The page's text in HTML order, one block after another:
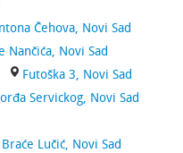
Čehova, Novi Sad
Nančića, Novi Sad
Futoška 3, Novi Sad
Servickog, Novi Sad
Braće Lučić, Novi Sad